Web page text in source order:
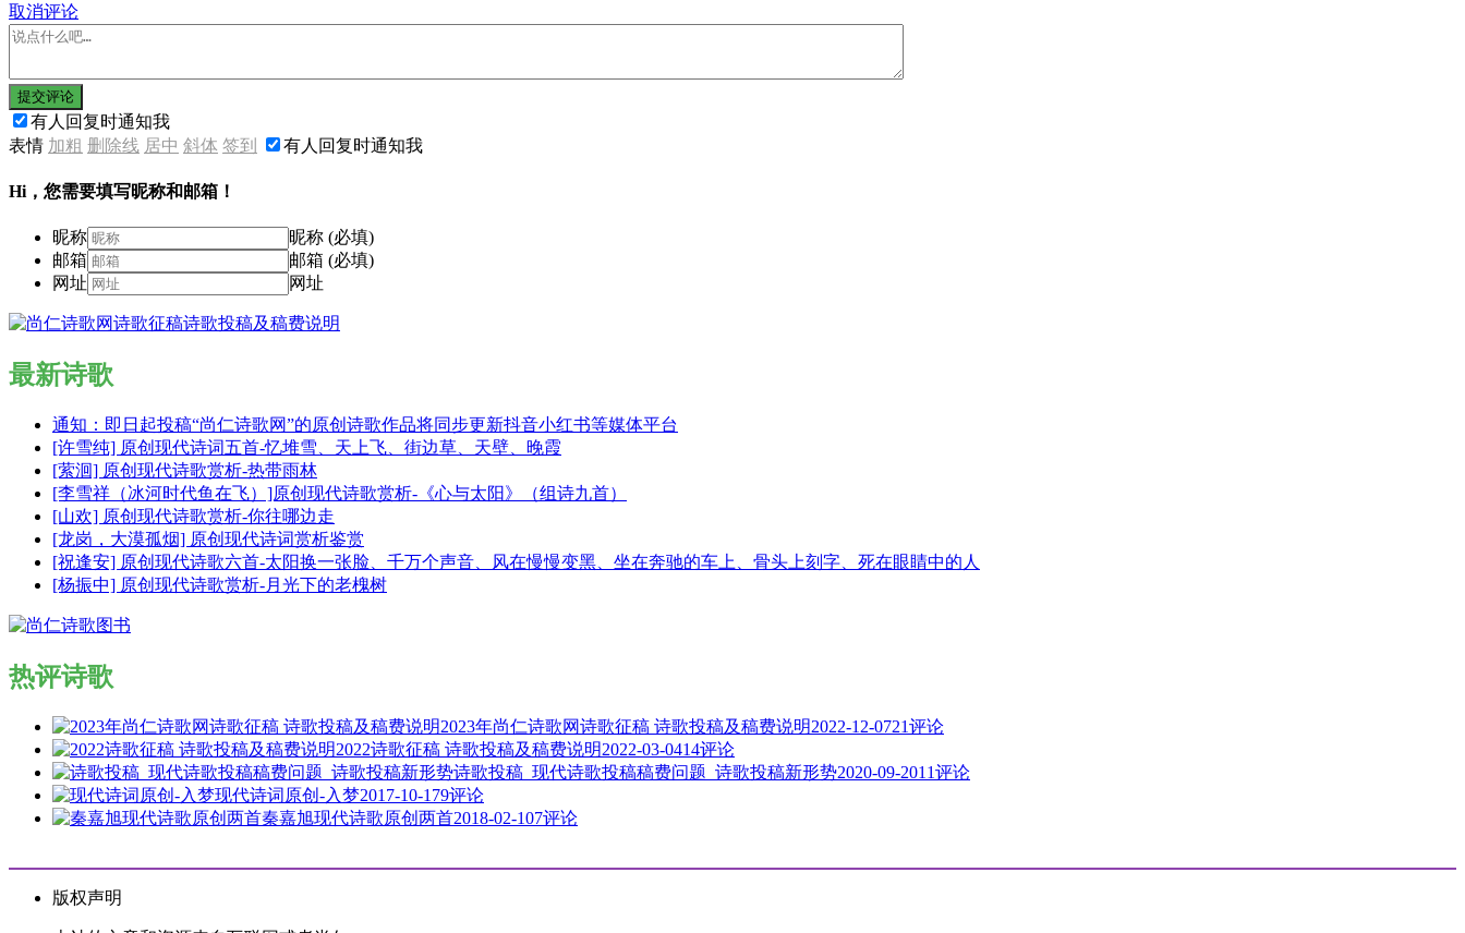
取消评论
提交评论
有人回复时通知我
表情 加粗 删除线 居中 斜体 签到 有人回复时通知我
Hi，您需要填写昵称和邮箱！
昵称
昵称 (必填)
邮箱
邮箱 (必填)
网址
网址
最新诗歌
通知：即日起投稿“尚仁诗歌网”的原创诗歌作品将同步更新抖音小红书等媒体平台
[许雪纯] 原创现代诗词五首-忆堆雪、天上飞、街边草、天壁、晚霞
[萦洄] 原创现代诗歌赏析-热带雨林
[李雪祥（冰河时代鱼在飞）]原创现代诗歌赏析-《心与太阳》（组诗九首）
[山欢] 原创现代诗歌赏析-你往哪边走
[龙岗，大漠孤烟] 原创现代诗词赏析鉴赏
[祝逢安] 原创现代诗歌六首-太阳换一张脸、千万个声音、风在慢慢变黑、坐在奔驰的车上、骨头上刻字、死在眼睛中的人
[杨振中] 原创现代诗歌赏析-月光下的老槐树
热评诗歌
2023年尚仁诗歌网诗歌征稿 诗歌投稿及稿费说明2022-12-0721评论
2022诗歌征稿 诗歌投稿及稿费说明2022-03-0414评论
诗歌投稿_现代诗歌投稿稿费问题_诗歌投稿新形势2020-09-2011评论
现代诗词原创-入梦2017-10-179评论
秦嘉旭现代诗歌原创两首2018-02-107评论
版权声明